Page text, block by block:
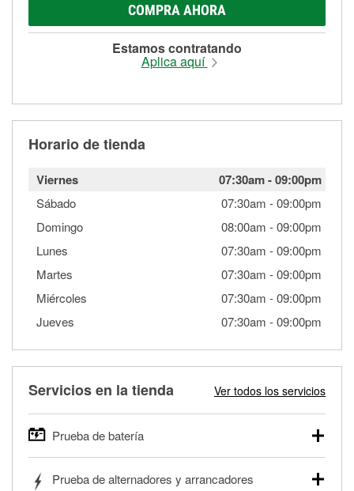
COMPRA AHORA
Estamos contratando
Aplica aquí
Horario de tienda
Viernes 07:30am-09:00pm
Sábado 07:30am -09:00pm
Domingo
08:00am -09:00pm
Lunes
07:30am -09:00pm
Martes
07:30am -09:00pm
Miércoles
07:30am -09:00pm
Jueves
07:30am -09:00pm
Servicios en la tienda Ver todos los servicios
Prueba de batería
autos, camionetas, SUVs, vehículos comerciales y
Prueba de alternadores y arrancadores